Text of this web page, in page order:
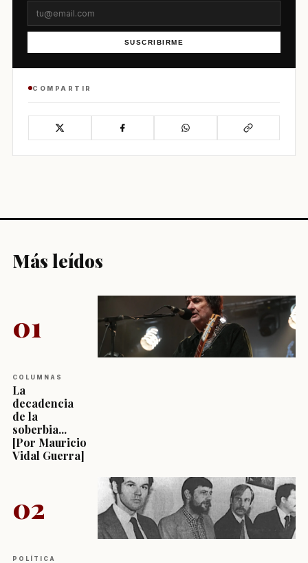
SUSCRIBIRME
COMPARTIR
Más leídos
01
COLUMNAS
La
decadencia
de la
soberbia...
[Por Mauricio
Vidal Guerra]
02
POLÍTICA